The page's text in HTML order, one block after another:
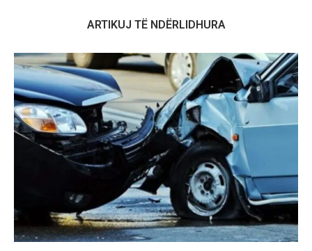
ARTIKUJ TË NDËRLIDHURA